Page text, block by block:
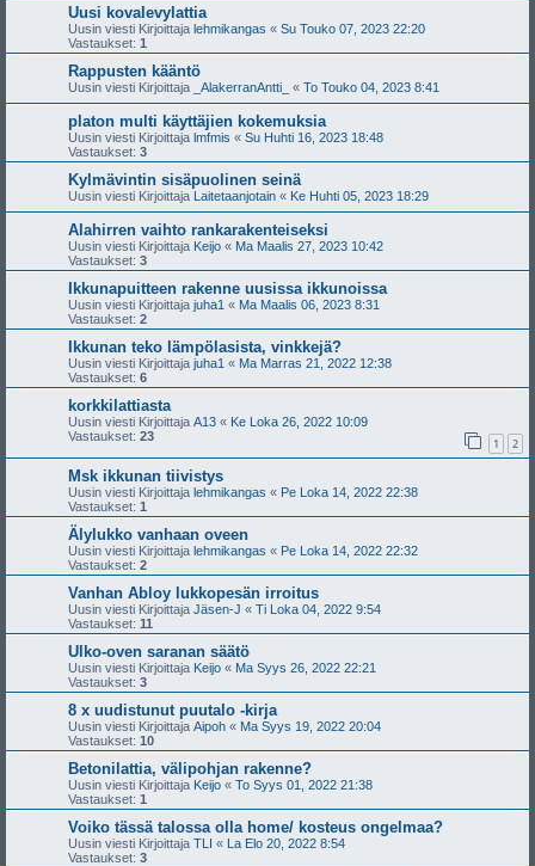
Uusi kovalevylattia
Uusin viesti Kirjoittaja lehmikangas « Su Touko 07, 2023 22:20
Vastaukset: 1
Rappusten kääntö
Uusin viesti Kirjoittaja _AlakerranAntti_ « To Touko 04, 2023 8:41
platon multi käyttäjien kokemuksia
Uusin viesti Kirjoittaja lmfmis « Su Huhti 16, 2023 18:48
Vastaukset: 3
Kylmävintin sisäpuolinen seinä
Uusin viesti Kirjoittaja Laitetaanjotain « Ke Huhti 05, 2023 18:29
Alahirren vaihto rankarakenteiseksi
Uusin viesti Kirjoittaja Keijo « Ma Maalis 27, 2023 10:42
Vastaukset: 3
Ikkunapuitteen rakenne uusissa ikkunoissa
Uusin viesti Kirjoittaja juha1 « Ma Maalis 06, 2023 8:31
Vastaukset: 2
Ikkunan teko lämpölasista, vinkkejä?
Uusin viesti Kirjoittaja juha1 « Ma Marras 21, 2022 12:38
Vastaukset: 6
korkkilattiasta
Uusin viesti Kirjoittaja A13 « Ke Loka 26, 2022 10:09
Vastaukset: 23 1 2
Msk ikkunan tiivistys
Uusin viesti Kirjoittaja lehmikangas « Pe Loka 14, 2022 22:38
Vastaukset: 1
Älylukko vanhaan oveen
Uusin viesti Kirjoittaja lehmikangas « Pe Loka 14, 2022 22:32
Vastaukset: 2
Vanhan Abloy lukkopesän irroitus
Uusin viesti Kirjoittaja Jäsen-J « Ti Loka 04, 2022 9:54
Vastaukset: 11
Ulko-oven saranan säätö
Uusin viesti Kirjoittaja Keijo « Ma Syys 26, 2022 22:21
Vastaukset: 3
8 x uudistunut puutalo -kirja
Uusin viesti Kirjoittaja Aipoh « Ma Syys 19, 2022 20:04
Vastaukset: 10
Betonilattia, välipohjan rakenne?
Uusin viesti Kirjoittaja Keijo « To Syys 01, 2022 21:38
Vastaukset: 1
Voiko tässä talossa olla home/ kosteus ongelmaa?
Uusin viesti Kirjoittaja TLI « La Elo 20, 2022 8:54
Vastaukset: 3